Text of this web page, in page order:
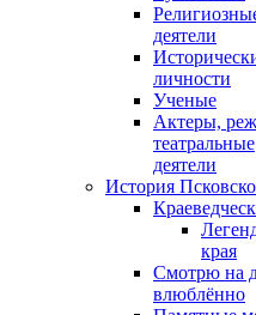
деятели
личности
Ученые
Актеры,
театральные
деятели
История
края
Смотрю на
влюблённо